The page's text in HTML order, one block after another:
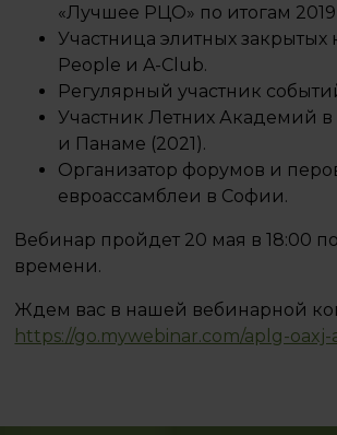
«Лучшее РЦО» по итогам 2019
Участница элитных закрытых
People и A-Club.
Регулярный участник
Участник Летних Академий
и Панаме (2021).
Организатор форумов и
евроассамблеи в Софии.
Вебинар пройдет 20 мая в 18:00
времени.
Ждем вас в нашей вебинарной
https://go.mywebinar.com/aplg-oaxj-